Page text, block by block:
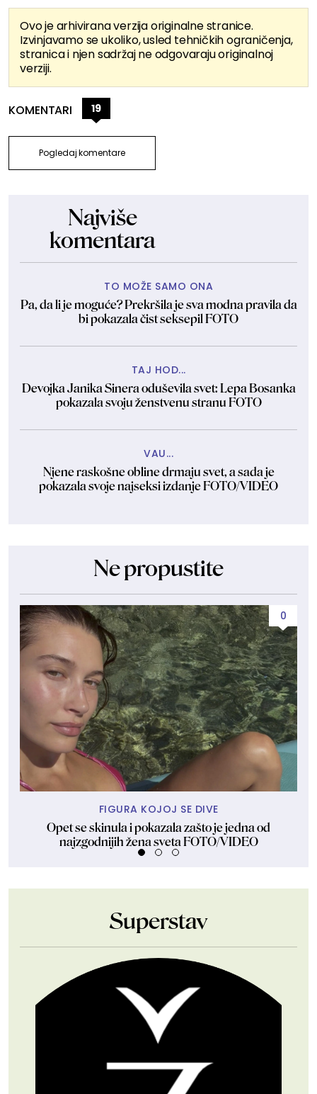
Ovo je arhivirana verzija originalne stranice.
Izvinjavamo se ukoliko, usled tehničkih ograničenja,
stranica i njen sadržaj ne odgovaraju originalnoj
verziji.
KOMENTARI 19
Pogledaj komentare
Najviše
komentara
TO MOŽE SAMO ONA
Pa, da li je moguće? Prekršila je sva modna pravila da
bi pokazala čist seksepil FOTO
TAJ HOD...
Devojka Janika Sinera oduševila svet: Lepa Bosanka
pokazala svoju ženstvenu stranu FOTO
VAU...
Njene raskošne obline drmaju svet, a sada je
pokazala svoje najseksi izdanje FOTO/VIDEO
Ne propustite
0
FIGURA KOJOJ SE DIVE
Opet se skinula i pokazala zašto je jedna od
najzgodnijih žena sveta FOTO/VIDEO
Superstav